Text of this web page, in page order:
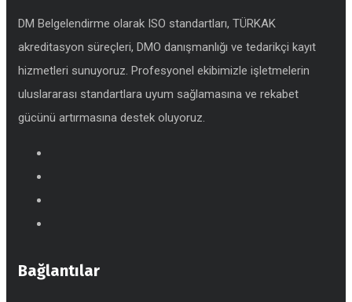
DM Belgelendirme olarak ISO standartları, TÜRKAK
akreditasyon süreçleri, DMO danışmanlığı ve tedarikçi kayıt
hizmetleri sunuyoruz. Profesyonel ekibimizle işletmelerin
uluslararası standartlara uyum sağlamasına ve rekabet
gücünü artırmasına destek oluyoruz.
Bağlantılar